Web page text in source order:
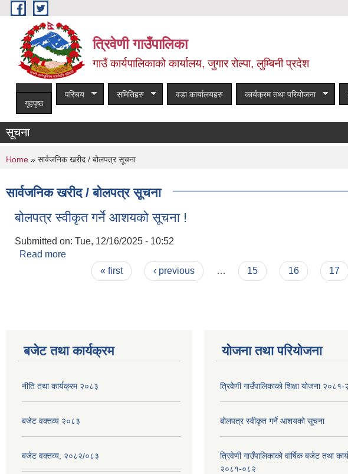
Skip to main content
त्रिवेणी गाउँपालिका
गाउँ कार्यपालिकाको कार्यालय, जुगार रोल्पा, लुम्बिनी प्रदेश
गृहपृष्ठ
परिचय समितिहरु वडा कार्यालयहरु कार्यक्रम तथा परियोजना
सूचना
You are here
Home » सार्वजनिक खरीद / बोलपत्र सूचना
सार्वजनिक खरीद / बोलपत्र सूचना
बोलपत्र स्वीकृत गर्ने आशयको सूचना !
Submitted on: Tue, 12/16/2025 - 10:52
Read more
« first ‹ previous … 15 16 17
बजेट तथा कार्यक्रम
नीति तथा कार्यक्रम २०८३
बजेट वक्तव्य २०८३
बजेट वक्तव्य, २०८२/०८३
योजना तथा परियोजना
त्रिवेणी गाउँपालिकाको शिक्षा योजना
बोलपत्र स्वीकृत गर्ने आशयको सूचना
त्रिवेणी गाउँपालिकाको वार्षिक बजेट तथा
२०८१-०८२